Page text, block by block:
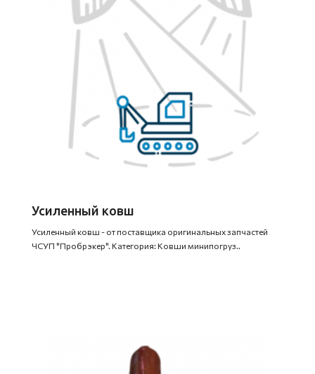
Усиленный ковш
Усиленный ковш - от поставщика оригинальных запчастей
ЧСУП "Пробрэкер". Категория: Ковши минипогруз..